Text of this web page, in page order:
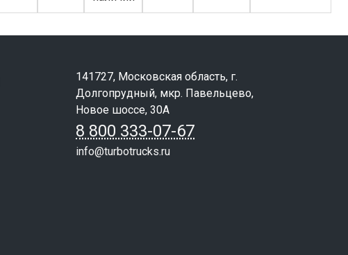
141727, Московская область, г.
Долгопрудный, мкр. Павельцево,
Новое шоссе, 30А
8 800 333-07-67
info@turbotrucks.ru